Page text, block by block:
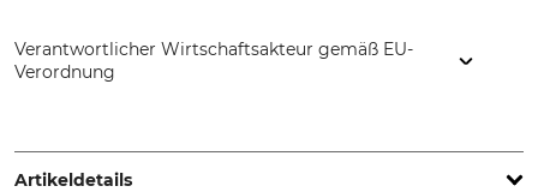
Verantwortlicher Wirtschaftsakteur gemäß EU-
Verordnung
www.grube.de
Artikeldetails